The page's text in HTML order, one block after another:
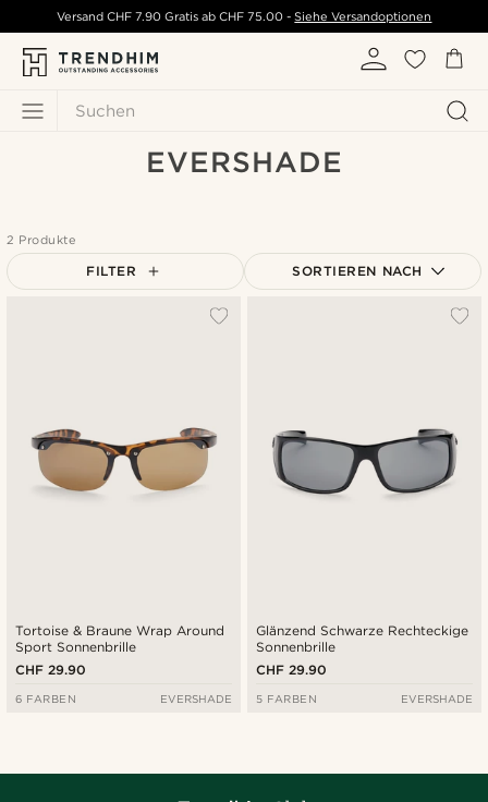
Suchen
Versand CHF 7.90 Gratis ab CHF 75.00 - Siehe Versandoptionen
EVERSHADE
2 Produkte
FILTER SORTIEREN NACH
Tortoise & Braune Wrap Around
Sport Sonnenbrille
CHF 29.90
6 FARBEN EVERSHADE
Glänzend Schwarze Rechteckige
Sonnenbrille
CHF 29.90
5 FARBEN EVERSHADE